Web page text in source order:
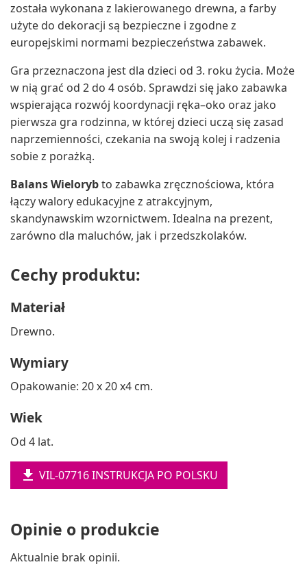
została wykonana z lakierowanego drewna, a farby
użyte do dekoracji są bezpieczne i zgodne z
europejskimi normami bezpieczeństwa zabawek.
Gra przeznaczona jest dla dzieci od 3. roku życia. Może
w nią grać od 2 do 4 osób. Sprawdzi się jako zabawka
wspierająca rozwój koordynacji ręka–oko oraz jako
pierwsza gra rodzinna, w której dzieci uczą się zasad
naprzemienności, czekania na swoją kolej i radzenia
sobie z porażką.
Balans Wielorybto zabawka zręcznościowa, która
łączy walory edukacyjne z atrakcyjnym,
skandynawskim wzornictwem. Idealna na prezent,
zarówno dla maluchów, jak i przedszkolaków.
Cechy produktu:
Materiał
Drewno.
Wymiary
Opakowanie: 20 x 20 x4 cm.
Wiek
Od 4 lat.
 VIL-07716 INSTRUKCJA PO POLSKU
Opinie o produkcie
Aktualnie brak opinii.